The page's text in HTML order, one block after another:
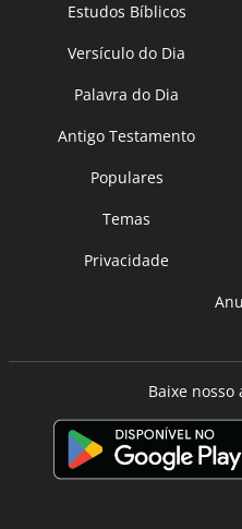
Estudos Bíblicos
Versículo do Dia
Palavra do Dia
Antigo Testamento
Populares
Temas
Privacidade
Baixe nosso